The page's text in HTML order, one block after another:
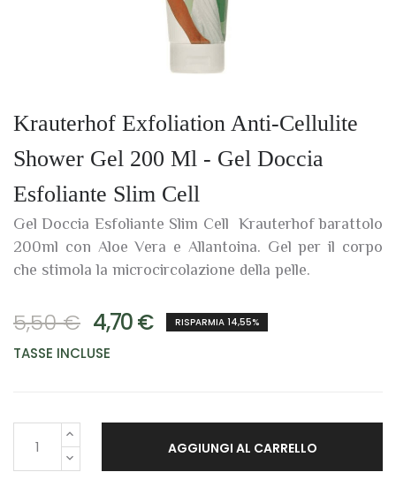
Krauterhof Exfoliation Anti-Cellulite
Shower Gel 200 Ml - Gel Doccia
Esfoliante Slim Cell
Gel Doccia Esfoliante Slim Cell Krauterhof barattolo
200ml con Aloe Vera e Allantoina. Gel per il corpo
che stimola la microcircolazione della pelle.
5,50 € 4,70 € RISPARMIA 14,55%
TASSE INCLUSE
AGGIUNGI AL CARRELLO